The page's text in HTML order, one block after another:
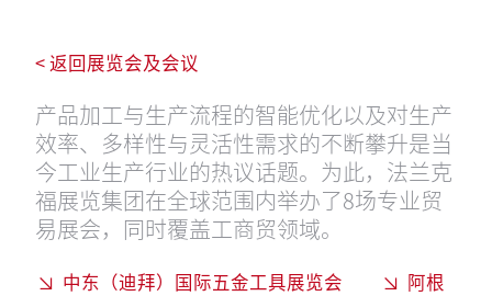
< 返回展览会及会议
产品加工与生产流程的智能优化以及对生产
效率、多样性与灵活性需求的不断攀升是当
今工业生产行业的热议话题。为此，法兰克
福展览集团在全球范围内举办了8场专业贸
易展会，同时覆盖工商贸领域。
中东（迪拜）国际五金工具展览会
阿根